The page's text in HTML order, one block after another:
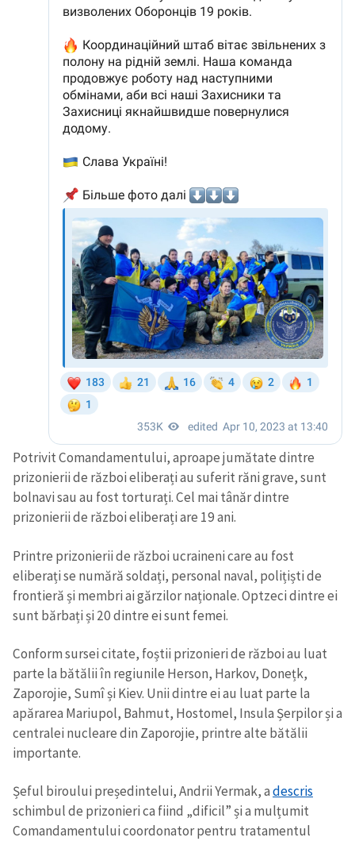
Potrivit Comandamentului, aproape jumătate dintre
prizonierii de război eliberați au suferit răni grave, sunt
bolnavi sau au fost torturați. Cel mai tânăr dintre
prizonierii de război eliberați are 19 ani.
Printre prizonierii de război ucraineni care au fost
eliberați se numără soldați, personal naval, polițiști de
frontieră și membri ai gărzilor naționale. Optzeci dintre ei
sunt bărbați și 20 dintre ei sunt femei.
Conform sursei citate, foștii prizonieri de război au luat
parte la bătălii în regiunile Herson, Harkov, Donețk,
Zaporojie, Sumî și Kiev. Unii dintre ei au luat parte la
apărarea Mariupol, Bahmut, Hostomel, Insula Șerpilor și a
centralei nucleare din Zaporojie, printre alte bătălii
importante.
Șeful biroului președintelui, Andrii Yermak, adescris
schimbul de prizonieri ca fiind „dificil” și a mulțumit
Comandamentului coordonator pentru tratamentul